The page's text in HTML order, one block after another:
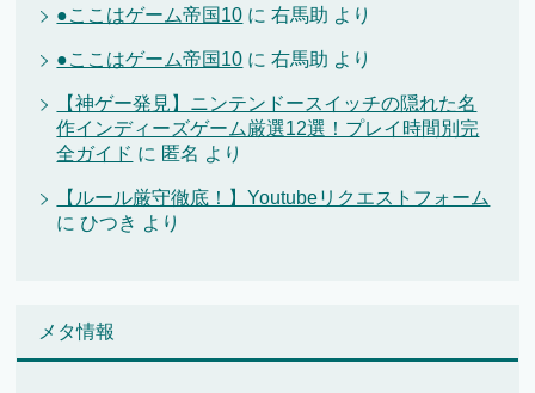
●ここはゲーム帝国10 に右馬助 より
●ここはゲーム帝国10 に右馬助 より
【神ゲー発見】ニンテンドースイッチの隠れた名
作インディーズゲーム厳選12選！プレイ時間別完
全ガイド に 匿名 より
【ルール厳守徹底！】Youtubeリクエストフォーム
にひつき より
メタ情報